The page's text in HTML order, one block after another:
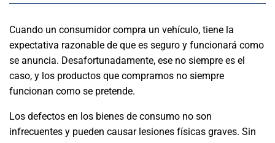
Cuando un consumidor compra un vehículo, tiene la
expectativa razonable de que es seguro y funcionará como
se anuncia. Desafortunadamente, ese no siempre es el
caso, y los productos que compramos no siempre
funcionan como se pretende.
Los defectos en los bienes de consumo no son
infrecuentes y pueden causar lesiones físicas graves. Sin